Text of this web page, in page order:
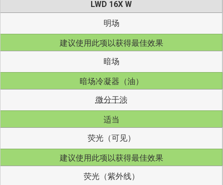
LWD 16X W
明场
建议使用此项以获得最佳效果
暗场
暗场冷凝器（油）
微分干涉
适当
荧光（可见）
建议使用此项以获得最佳效果
荧光（紫外线）